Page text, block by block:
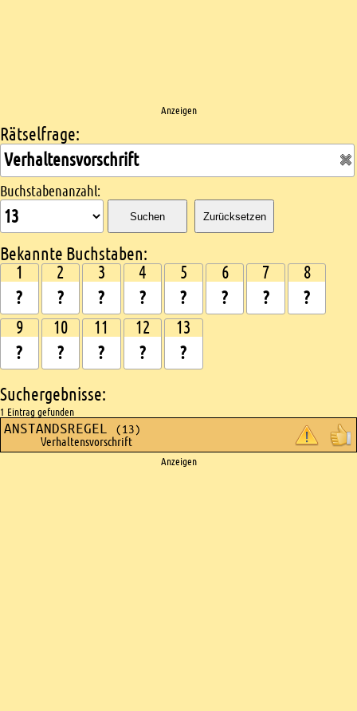
Anzeigen
Kreuzworträtsel suchen
Rätselfrage:
Buchstabenanzahl:
Suchen Zurücksetzen
Bekannte Buchstaben:
1 2 3 4 5 6 7 8
9 10 11 12 13
Suchergebnisse:
1 Eintrag gefunden
ANSTANDSREGEL (13)
Verhaltensvorschrift
Anzeigen